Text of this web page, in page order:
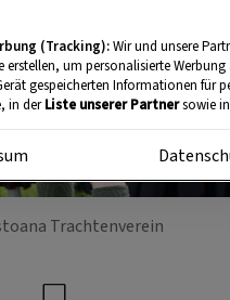
Trachtenverein
(Tracking):Wir und unsere
um personalisierte
gespeicherten Informationen für
in derListe unserer Partnersowie